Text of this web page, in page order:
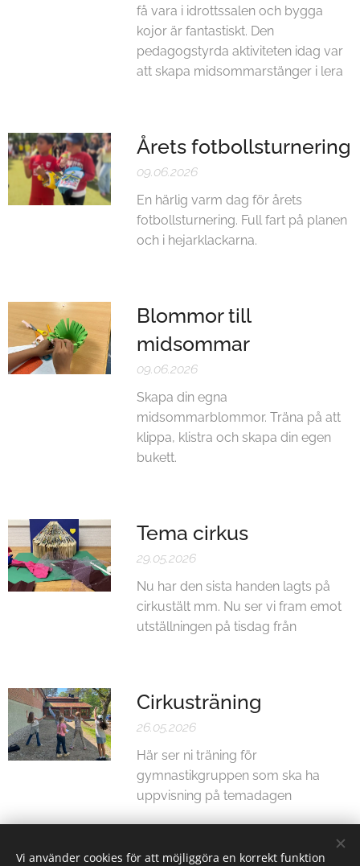
få vara i idrottssalen och bygga
kojor är fantastiskt. Den
pedagogstyrda aktiviteten idag var
att skapa midsommarstänger i lera
Årets fotbollsturnering
09.06.2026
En härlig varm dag för årets
fotbollsturnering. Full fart på planen
och i hejarklackarna.
Blommor till
midsommar
09.06.2026
Skapa din egna
midsommarblommor. Träna på att
klippa, klistra och skapa din egen
bukett.
Tema cirkus
29.05.2026
Nu har den sista handen lagts på
cirkustält mm. Nu ser vi fram emot
utställningen på tisdag från
Cirkusträning
26.05.2026
Här ser ni träning för
gymnastikgruppen som ska ha
uppvisning på temadagen
Vi använder cookies för att möjliggöra en korrekt funktion